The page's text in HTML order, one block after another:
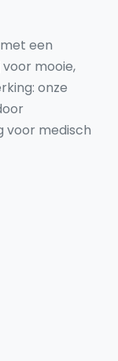
een
mooie,
onze
voor medisch